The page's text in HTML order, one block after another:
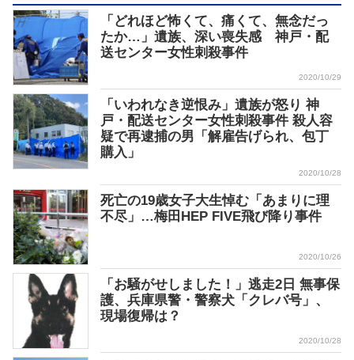
「どれほど怖くて、痛くて、無念だっ
たか…」遺族、深い喪失感 神戸・配
送センター女性刺殺事件
2020/10/29
「いわれなき逆恨み」遺族が怒り 神
戸・配送センター女性刺殺事件 殺人容
疑で再逮捕の男「解雇告げられ、包丁
購入」
2020/10/28
死亡の19歳女子大生悼む「あまりに理
不尽」…梅田HEP FIVE飛び降り事件
2020/10/26
「お騒がせしました！」逃走2日 無事保
護、兵庫県警・警察犬「クレバ号」、
現場復帰は？
2020/10/28